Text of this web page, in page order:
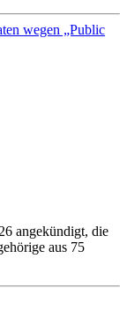
wegen „Public
angekündigt, die
aus 75